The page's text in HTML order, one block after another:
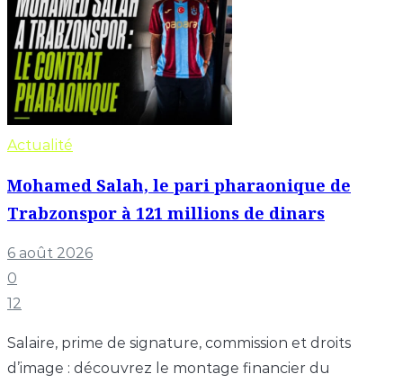
Actualité
Mohamed Salah, le pari pharaonique de
Trabzonspor à 121 millions de dinars
6 août 2026
0
12
Salaire, prime de signature, commission et droits
d’image : découvrez le montage financier du